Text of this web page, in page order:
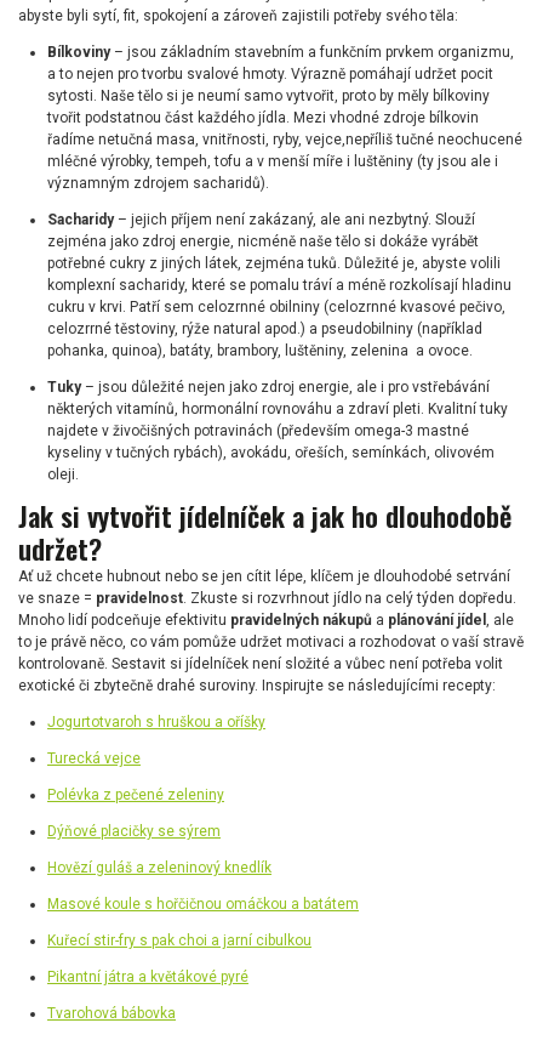
abyste byli sytí, fit, spokojení a zároveň zajistili potřeby svého těla:
Bílkoviny– jsou základním stavebním a funkčním prvkem organizmu,
a to nejen pro tvorbu svalové hmoty. Výrazně pomáhají udržet pocit
sytosti. Naše tělo si je neumí samo vytvořit, proto by měly bílkoviny
tvořit podstatnou část každého jídla. Mezi vhodné zdroje bílkovin
řadíme netučná masa, vnitřnosti, ryby, vejce,nepříliš tučné neochucené
mléčné výrobky, tempeh, tofu a v menší míře i luštěniny (ty jsou ale i
významným zdrojem sacharidů).
Sacharidy– jejich příjem není zakázaný, ale ani nezbytný. Slouží
zejména jako zdroj energie, nicméně naše tělo si dokáže vyrábět
potřebné cukry z jiných látek, zejména tuků. Důležité je, abyste volili
komplexní sacharidy, které se pomalu tráví a méně rozkolísají hladinu
cukru v krvi. Patří sem celozrnné obilniny (celozrnné kvasové pečivo,
celozrrné těstoviny, rýže natural apod.) a pseudobilniny (například
pohanka, quinoa), batáty, brambory, luštěniny, zelenina a ovoce.
Tuky– jsou důležité nejen jako zdroj energie, ale i pro vstřebávání
některých vitamínů, hormonální rovnováhu a zdraví pleti. Kvalitní tuky
najdete v živočišných potravinách (především omega-3 mastné
kyseliny v tučných rybách), avokádu, ořeších, semínkách, olivovém
oleji.
Jak si vytvořit jídelníček a jak ho dlouhodobě
udržet?
Ať už chcete hubnout nebo se jen cítit lépe, klíčem je dlouhodobé setrvání
ve snaze = pravidelnost. Zkuste si rozvrhnout jídlo na celý týden dopředu.
Mnoho lidí podceňuje efektivitu pravidelných nákupů a plánování jídel , ale
to je právě něco, co vám pomůže udržet motivaci a rozhodovat o vaší stravě
kontrolovaně. Sestavit si jídelníček není složité a vůbec není potřeba volit
exotické či zbytečně drahé suroviny. Inspirujte se následujícími recepty:
Jogurtotvaroh s hruškou a oříšky
Turecká vejce
Polévka z pečené zeleniny
Dýňové placičky se sýrem
Hovězí guláš a zeleninový knedlík
Masové koule s hořčičnou omáčkou a batátem
Kuřecí stir-fry s pak choi a jarní cibulkou
Pikantní játra a květákové pyré
Tvarohová bábovka